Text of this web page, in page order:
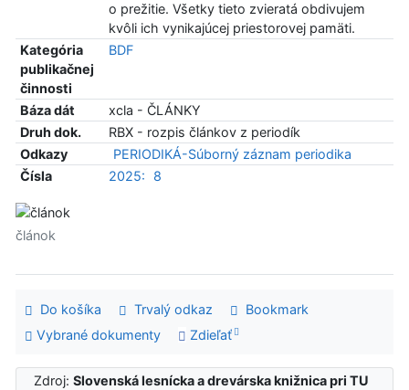
o prežitie. Všetky tieto zvieratá obdivujem
kvôli ich vynikajúcej priestorovej pamäti.
Kategória
publikačnej
činnosti
BDF
Báza dát
xcla - ČLÁNKY
Druh dok.
RBX - rozpis článkov z periodík
Odkazy
PERIODIKÁ-Súborný záznam periodika
Čísla
2025: 8
článok
Do košíka Trvalý odkaz
Bookmark
Vybrané dokumenty
Zdieľať
Zdroj:Slovenská lesnícka a drevárska knižnica pri TU